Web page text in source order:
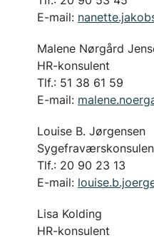
E-mail:
Malene Nørgård
HR-konsulent
Tlf.: 51 38 61 59
E-mail:
Louise B. Jørgensen
Tlf.: 20 90 23 13
E-mail:
Lisa Kolding
HR-konsulent